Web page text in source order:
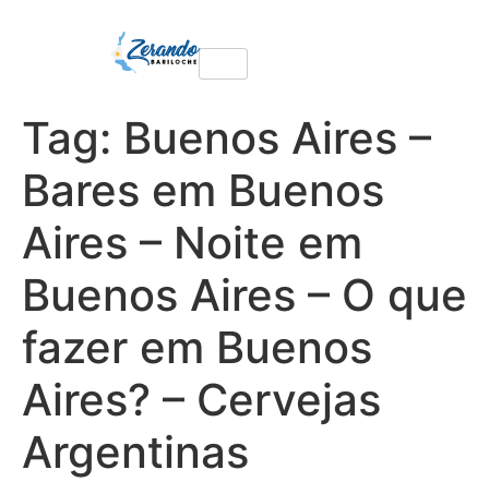
Tag: Buenos Aires –
Bares em Buenos
Aires – Noite em
Buenos Aires – O que
fazer em Buenos
Aires? – Cervejas
Argentinas